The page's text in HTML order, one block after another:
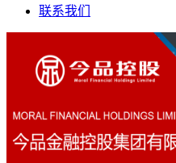
联系我们